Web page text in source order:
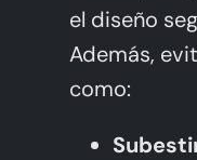
el diseño
Además,
como: